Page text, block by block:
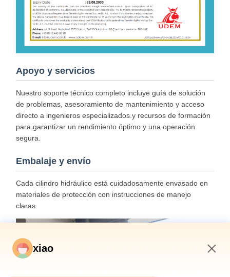
Apoyo y servicios
Nuestro soporte técnico completo incluye guía de solución
de problemas, asesoramiento de mantenimiento y acceso
directo a ingenieros especializados.y recursos de formación
para garantizar un rendimiento óptimo y una operación
segura.
Embalaje y envío
Cada cilindro hidráulico está cuidadosamente envasado en
materiales de protección con instrucciones de manejo
claras.
xiao